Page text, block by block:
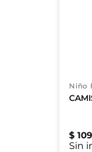
Niño
$ 109
Sin